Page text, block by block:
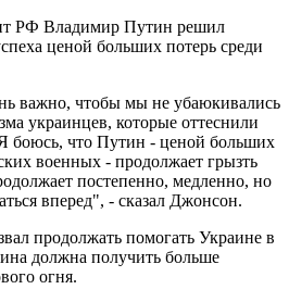
РФ Владимир Путин решил
ценой больших потерь среди
важно, чтобы мы не убаюкивались
украинцев, которые оттеснили
боюсь, что Путин - ценой больших
военных - продолжает грызть
постепенно, медленно, но
вперед", - сказал Джонсон.
продолжать помогать Украине в
должна получить больше
огня.